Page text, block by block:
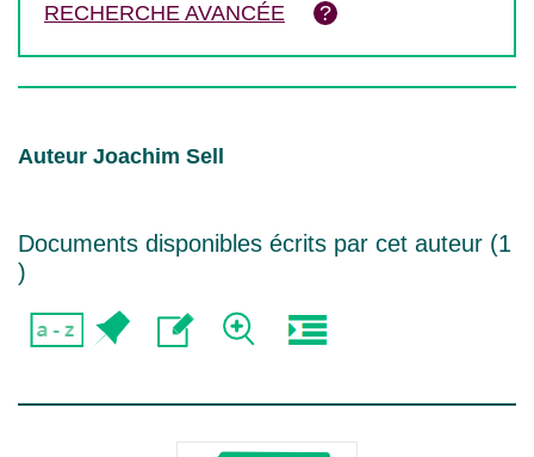
RECHERCHE AVANCÉE
Auteur Joachim Sell
Documents disponibles écrits par cet auteur (1
)